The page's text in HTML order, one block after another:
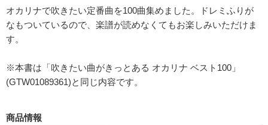
オカリナで吹きたい定番曲を100曲集めました。ドレミふりが
なもついているので、楽譜が読めなくてもお楽しみいただけま
す。
※本書は「吹きたい曲がきっとある オカリナ ベスト100」
(GTW01089361)と同じ内容です。
商品情報